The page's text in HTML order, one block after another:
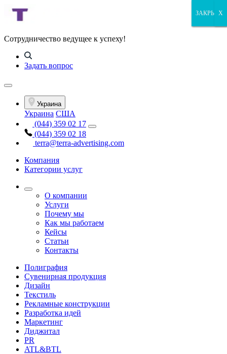
Сотрудничество ведущее к успеху!
Задать вопрос
Украина
Украина США
(044) 359 02 17
(044) 359 02 18
terra@terra-advertising.com
Компания
Категории услуг
О компании
Услуги
Почему мы
Как мы работаем
Кейсы
Статьи
Контакты
Полиграфия
Сувенирная продукция
Дизайн
Текстиль
Рекламные конструкции
Разработка идей
Маркетинг
Диджитал
PR
ATL&BTL
ЗАКРЫТЬ
ЗАКРЫТЬ
ЗАКРЫТЬ
X